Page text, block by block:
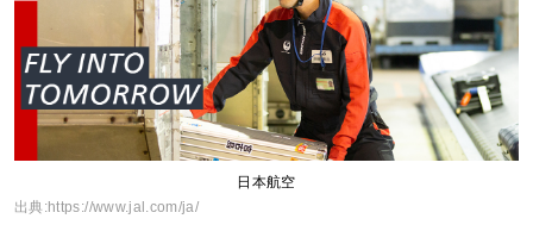
日本航空
出典:https://www.jal.com/ja/